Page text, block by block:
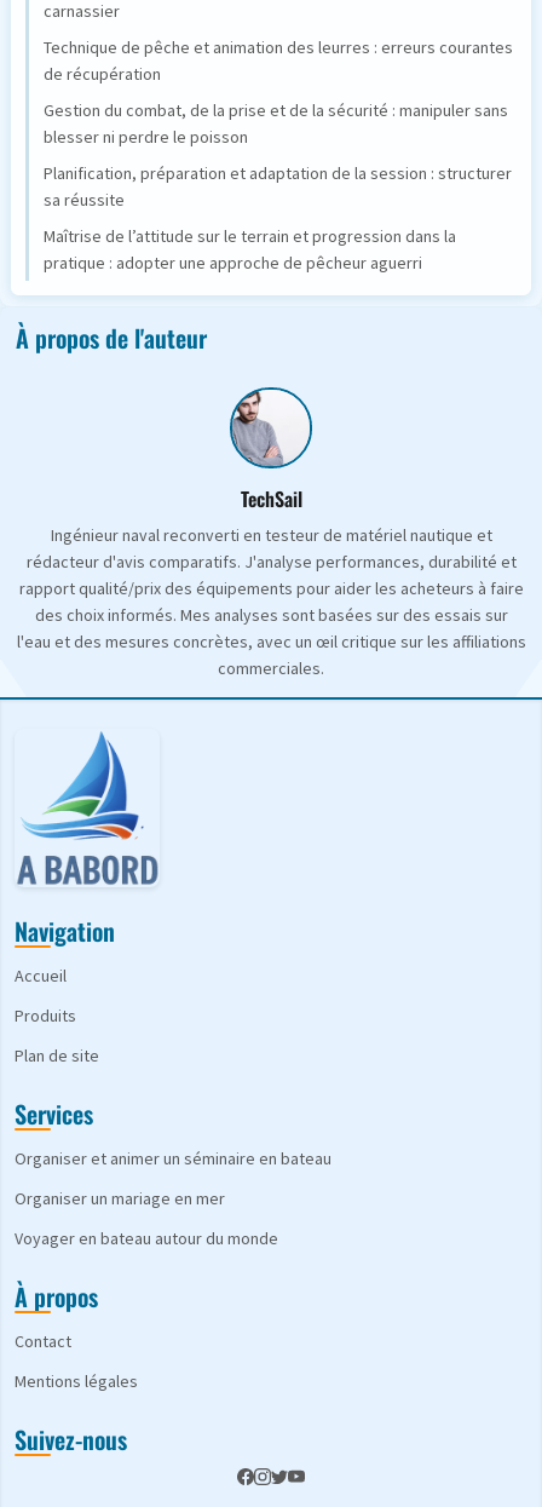
carnassier
Technique de pêche et animation des leurres : erreurs courantes
de récupération
Gestion du combat, de la prise et de la sécurité : manipuler sans
blesser ni perdre le poisson
Planification, préparation et adaptation de la session : structurer
sa réussite
Maîtrise de l’attitude sur le terrain et progression dans la
pratique : adopter une approche de pêcheur aguerri
À propos de l'auteur
TechSail
Ingénieur naval reconverti en testeur de matériel nautique et
rédacteur d'avis comparatifs. J'analyse performances, durabilité et
rapport qualité/prix des équipements pour aider les acheteurs à faire
des choix informés. Mes analyses sont basées sur des essais sur
l'eau et des mesures concrètes, avec un œil critique sur les affiliations
commerciales.
Navigation
Accueil
Produits
Plan de site
Services
Organiser et animer un séminaire en bateau
Organiser un mariage en mer
Voyager en bateau autour du monde
À propos
Contact
Mentions légales
Suivez-nous